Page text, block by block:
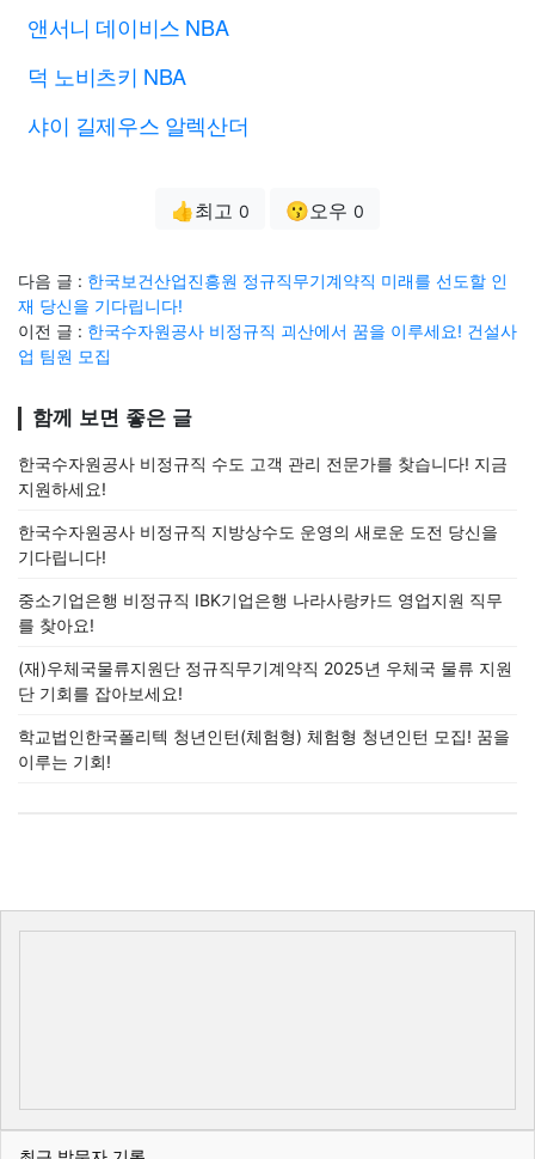
앤서니 데이비스 NBA
덕 노비츠키 NBA
샤이 길제우스 알렉산더
👍최고 0 😗오우 0
다음 글 : 한국보건산업진흥원 정규직무기계약직 미래를 선도할 인
재 당신을 기다립니다!
이전 글 : 한국수자원공사 비정규직 괴산에서 꿈을 이루세요! 건설사
업 팀원 모집
함께 보면 좋은 글
한국수자원공사 비정규직 수도 고객 관리 전문가를 찾습니다! 지금
지원하세요!
한국수자원공사 비정규직 지방상수도 운영의 새로운 도전 당신을
기다립니다!
중소기업은행 비정규직 IBK기업은행 나라사랑카드 영업지원 직무
를 찾아요!
(재)우체국물류지원단 정규직무기계약직 2025년 우체국 물류 지원
단 기회를 잡아보세요!
학교법인한국폴리텍 청년인턴(체험형) 체험형 청년인턴 모집! 꿈을
이루는 기회!